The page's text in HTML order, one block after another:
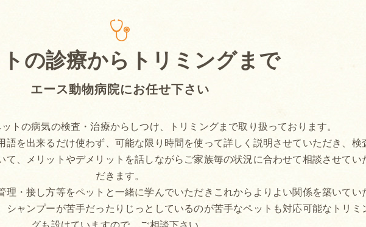
エース動物病院にお任せ下さい
の診療からトリミングまで
トの病気の検査・治療からしつけ、トリミングまで取り扱っております。
語を出来るだけ使わず、可能な限り時間を使って詳しく説明させていただき、検
て、メリットやデメリットを話しながらご家族毎の状況に合わせて相談させてい
だきます。
理・接し方等をペットと一緒に学んでいただきこれからよりよい関係を築いてい
シャンプーが苦手だったりじっとしているのが苦手なペットも対応可能なトリミ